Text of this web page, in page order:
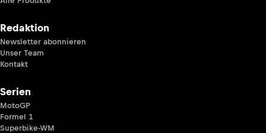
Redaktion
Newsletter abonnieren
Unser Team
Kontakt
Serien
MotoGP
Formel 1
Superbike-WM